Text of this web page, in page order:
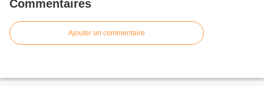
Commentaires
Ajouter un commentaire